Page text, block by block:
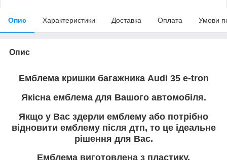
Опис Характеристики Доставка Оплата Умови
Опис
Емблема кришки багажника Audi 35 e-tron
Якісна емблема для Вашого автомобіля.
Якщо у Вас здерли емблему або потрібно
відновити емблему після дтп, то це ідеальне
рішення для Вас.
Емблема виготовлена з пластику.